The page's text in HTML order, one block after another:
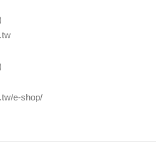
e-shop/